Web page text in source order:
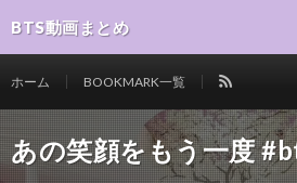
BTS動画まとめ
ホーム BOOKMARK一覧
あの笑顔をもう一度